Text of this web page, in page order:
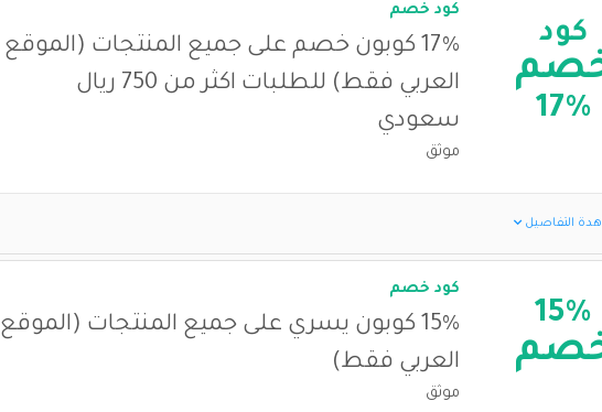
كود
17%
كود خصم
17% كوبون خصم على جميع المنتجات (الموقع
العربي فقط) للطلبات اكثر من 750 ريال
سعودي
موثق
التفاصيل
15%
كود خصم
15% كوبون يسري على جميع المنتجات (الموقع
العربي فقط)
موثق